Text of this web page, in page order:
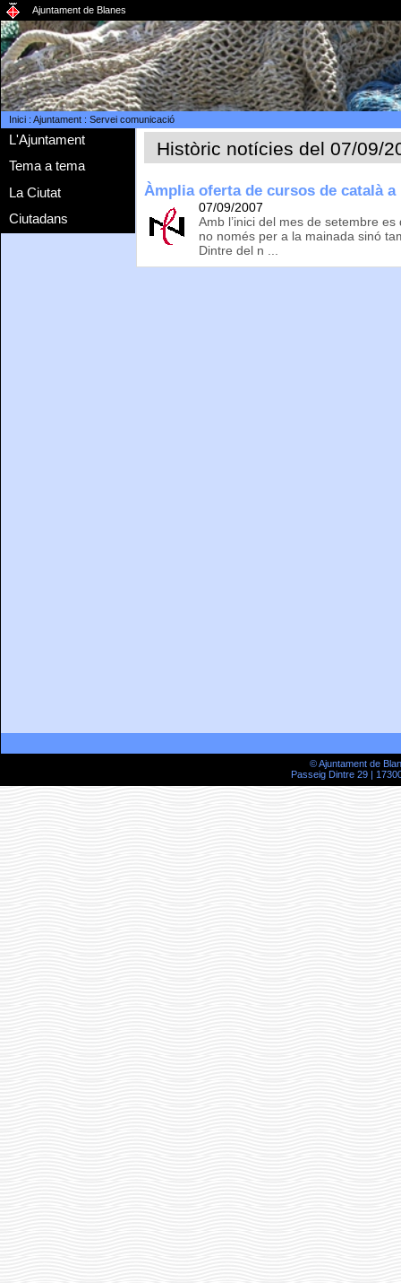
Ajuntament de Blanes
Inici: Ajuntament: Servei comunicació
L'Ajuntament
Tema a tema
La Ciutat
Ciutadans
Històric notícies del 07/09/
Àmplia oferta de cursos de català a
07/09/2007
Amb l’inici del mes de setembre
no només per a la mainada sinó
Dintre del n ...
© Ajuntament de
Passeig Dintre 29 |